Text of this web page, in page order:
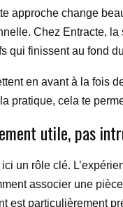
approche change
Chez Entracte,
qui finissent au fond
en avant à la fois
pratique, cela te
utile, pas
un rôle clé.
associer une
est particulièrement